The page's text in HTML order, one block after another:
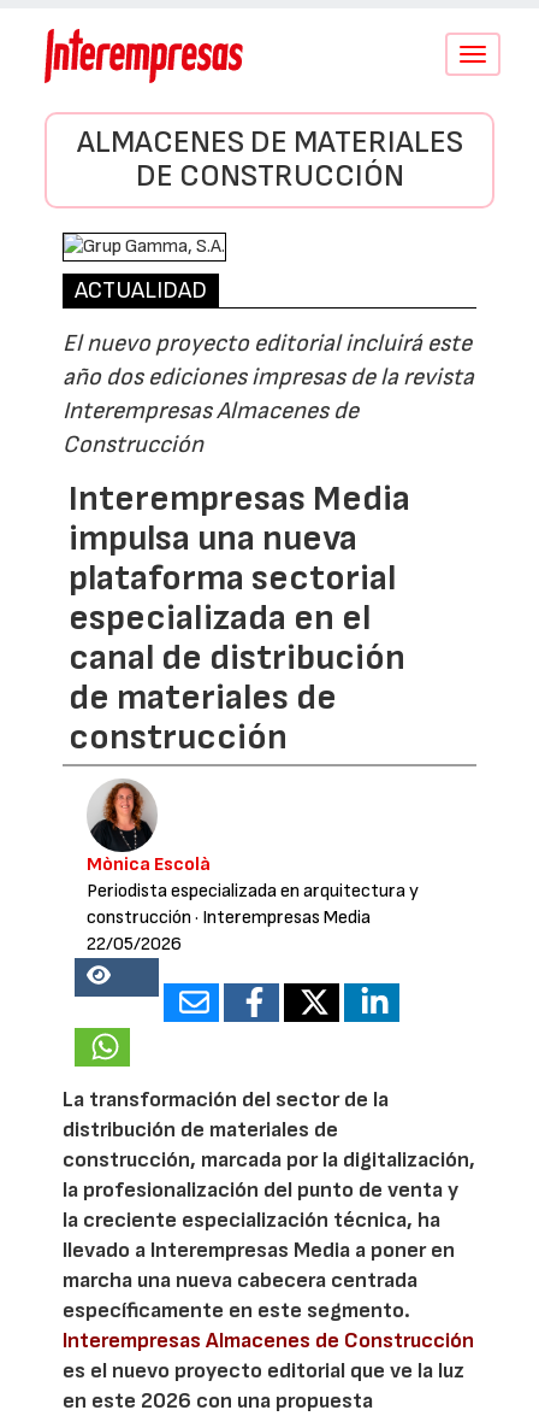
Conmutar
ALMACENES DE MATERIALES
DE CONSTRUCCIÓN
ACTUALIDAD
El nuevo proyecto editorial incluirá este
año dos ediciones impresas de la revista
Interempresas Almacenes de
Construcción
Interempresas Media
impulsa una nueva
plataforma sectorial
especializada en el
canal de distribución
de materiales de
construcción
Mònica Escolà
Periodista especializada en arquitectura y
construcción · Interempresas Media
22/05/2026
38301
La transformación del sector de la
distribución de materiales de
construcción, marcada por la digitalización,
la profesionalización del punto de venta y
la creciente especialización técnica, ha
llevado a Interempresas Media a poner en
marcha una nueva cabecera centrada
específicamente en este segmento.
Interempresas Almacenes de Construcción
es el nuevo proyecto editorial que ve la luz
en este 2026 con una propuesta